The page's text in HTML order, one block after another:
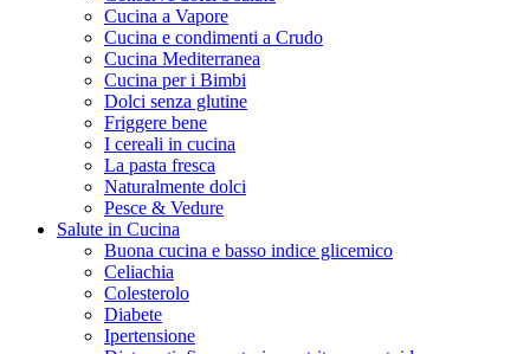
Cucina a Vapore
Cucina e condimenti a Crudo
Cucina Mediterranea
Cucina per i Bimbi
Dolci senza glutine
Friggere bene
I cereali in cucina
La pasta fresca
Naturalmente dolci
Pesce & Vedure
Salute in Cucina
Buona cucina e basso indice glicemico
Celiachia
Colesterolo
Diabete
Ipertensione